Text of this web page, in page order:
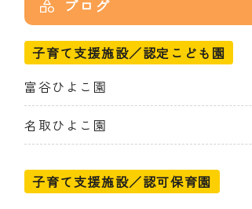
ブログ
子育て支援施設／認定こども園
富谷ひよこ園
名取ひよこ園
子育て支援施設／認可保育園